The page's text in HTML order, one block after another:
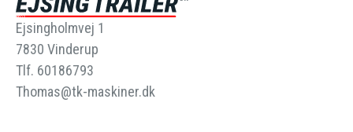
Ejsingholmvej 1
7830 Vinderup
Tlf. 60186793
Thomas@tk-maskiner.dk